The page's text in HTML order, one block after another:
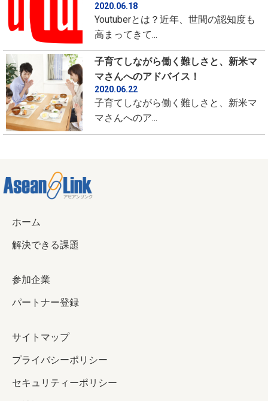
2020.06.18
Youtuberとは？近年、世間の認知度も
高まってきて...
子育てしながら働く難しさと、新米マ
マさんへのアドバイス！
2020.06.22
子育てしながら働く難しさと、新米マ
マさんへのア...
ホーム
解決できる課題
参加企業
パートナー登録
サイトマップ
プライバシーポリシー
セキュリティーポリシー